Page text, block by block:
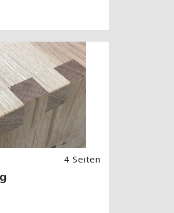
with Image) überspringen
4 Seiten